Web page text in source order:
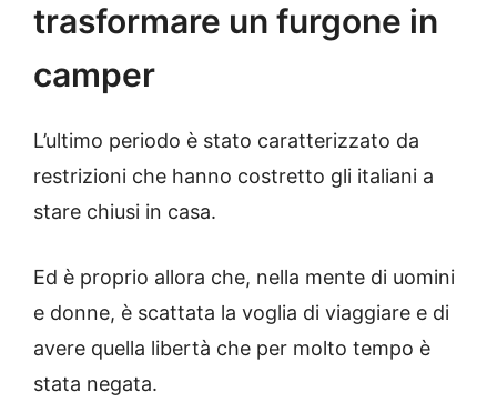
trasformare un furgone in
camper
L’ultimo periodo è stato caratterizzato da
restrizioni che hanno costretto gli italiani a
stare chiusi in casa.
Ed è proprio allora che, nella mente di uomini
e donne, è scattata la voglia di viaggiare e di
avere quella libertà che per molto tempo è
stata negata.